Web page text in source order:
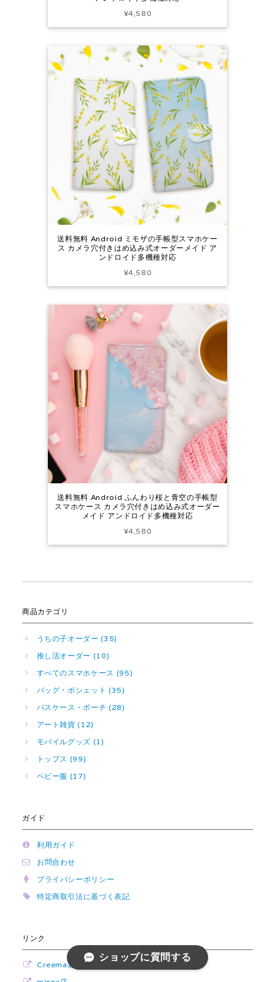
¥4,580
送料無料 Android ミモザの手帳型スマホケー
ス カメラ穴付きはめ込み式オーダーメイド ア
ンドロイド多機種対応
¥4,580
送料無料 Android ふんわり桜と青空の手帳型
スマホケース カメラ穴付きはめ込み式オーダー
メイド アンドロイド多機種対応
¥4,580
商品カテゴリ
うちの子オーダー (35)
推し活オーダー (10)
すべてのスマホケース (95)
バッグ・ポシェット (35)
パスケース・ポーチ (28)
アート雑貨 (12)
モバイルグッズ (1)
トップス (99)
ベビー服 (17)
ガイド
利用ガイド
お問合わせ
プライバシーポリシー
特定商取引法に基づく表記
リンク
Creema店
ショップに質問する